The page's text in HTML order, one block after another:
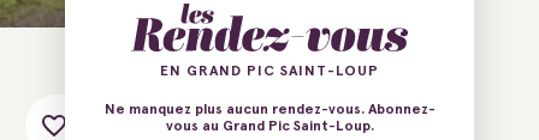
Ajouter au carnet de voyage
EN GRAND PIC SAINT-LOUP
Ne manquez plus aucun rendez-vous. Abonnez-
vous au Grand Pic Saint-Loup.